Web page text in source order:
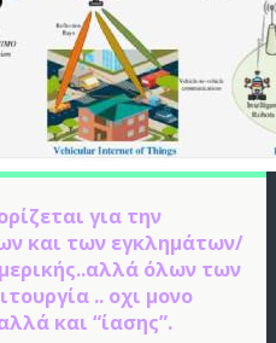
για την
και των εγκλημάτων/
όλων των
.. οχι μονο
και “ίασης”.